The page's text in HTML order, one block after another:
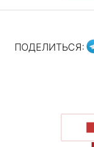
ПОДЕЛИТЬСЯ: